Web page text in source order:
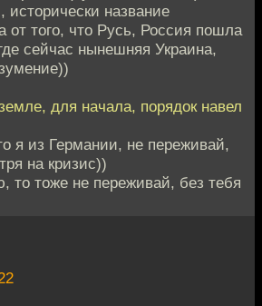
исторически название
того, что Русь, Россия пошла
сейчас нынешняя Украина,
для начала, порядок навел
я из Германии, не переживай,
на кризис))
то тоже не переживай, без тебя